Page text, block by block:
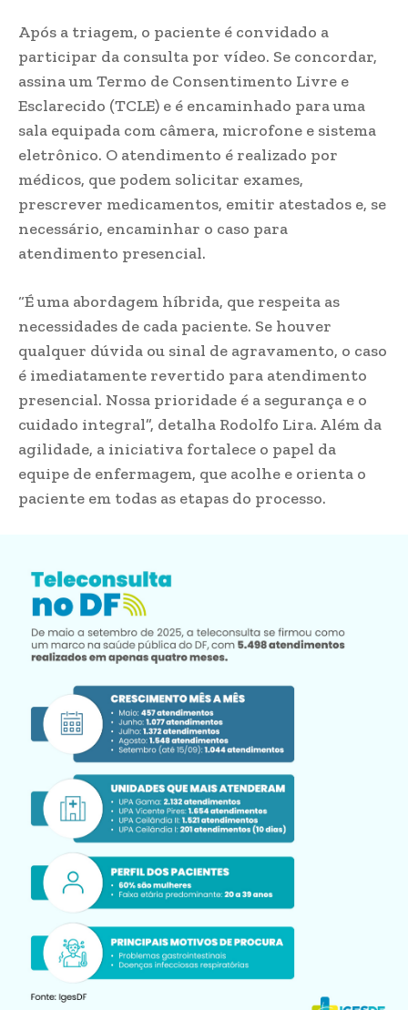
Após a triagem, o paciente é convidado a
participar da consulta por vídeo. Se concordar,
assina um Termo de Consentimento Livre e
Esclarecido (TCLE) e é encaminhado para uma
sala equipada com câmera, microfone e sistema
eletrônico. O atendimento é realizado por
médicos, que podem solicitar exames,
prescrever medicamentos, emitir atestados e, se
necessário, encaminhar o caso para
atendimento presencial.
“É uma abordagem híbrida, que respeita as
necessidades de cada paciente. Se houver
qualquer dúvida ou sinal de agravamento, o caso
é imediatamente revertido para atendimento
presencial. Nossa prioridade é a segurança e o
cuidado integral”, detalha Rodolfo Lira. Além da
agilidade, a iniciativa fortalece o papel da
equipe de enfermagem, que acolhe e orienta o
paciente em todas as etapas do processo.